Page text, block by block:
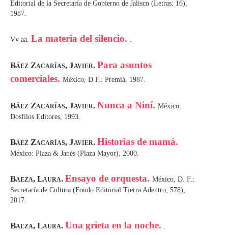
Editorial de la Secretaría de Gobierno de Jalisco (Letras; 16),
1987.
Vv aa. La materia del silencio. .
Báez Zacarías, Javier. Para asuntos
comerciales. México, D.F.: Premià, 1987.
Báez Zacarías, Javier. Nunca a Niní. México:
Dosfilos Editores, 1993.
Báez Zacarías, Javier. Historias de mamá.
México: Plaza & Janés (Plaza Mayor), 2000.
Baeza, Laura. Ensayo de orquesta. México, D. F.:
Secretaría de Cultura (Fondo Editorial Tierra Adentro; 578),
2017.
Baeza, Laura. Una grieta en la noche. .